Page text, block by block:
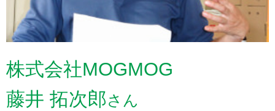
株式会社MOGMOG
藤井 拓次郎さん